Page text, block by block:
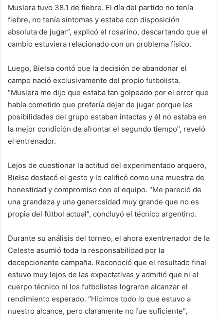
Muslera tuvo 38.1 de fiebre. El día del partido no tenía
fiebre, no tenía síntomas y estaba con disposición
absoluta de jugar”, explicó el rosarino, descartando que el
cambio estuviera relacionado con un problema físico.
Luego, Bielsa contó que la decisión de abandonar el
campo nació exclusivamente del propio futbolista.
“Muslera me dijo que estaba tan golpeado por el error que
había cometido que prefería dejar de jugar porque las
posibilidades del grupo estaban intactas y él no estaba en
la mejor condición de afrontar el segundo tiempo”, reveló
el entrenador.
Lejos de cuestionar la actitud del experimentado arquero,
Bielsa destacó el gesto y lo calificó como una muestra de
honestidad y compromiso con el equipo. “Me pareció de
una grandeza y una generosidad muy grande que no es
propia del fútbol actual”, concluyó el técnico argentino.
Durante su análisis del torneo, el ahora exentrenador de la
Celeste asumió toda la responsabilidad por la
decepcionante campaña. Reconoció que el resultado final
estuvo muy lejos de las expectativas y admitió que ni el
cuerpo técnico ni los futbolistas lograron alcanzar el
rendimiento esperado. “Hicimos todo lo que estuvo a
nuestro alcance, pero claramente no fue suficiente”,